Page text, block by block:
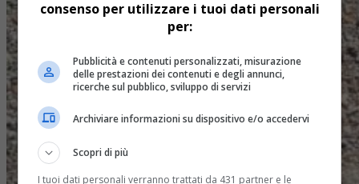
consenso per utilizzare i tuoi dati personali
per:
Pubblicità e contenuti personalizzati, misurazione
delle prestazioni dei contenuti e degli annunci,
ricerche sul pubblico, sviluppo di servizi
Archiviare informazioni su dispositivo e/o accedervi
Scopri di più
I tuoi dati personali verranno trattati da 431 partner e le